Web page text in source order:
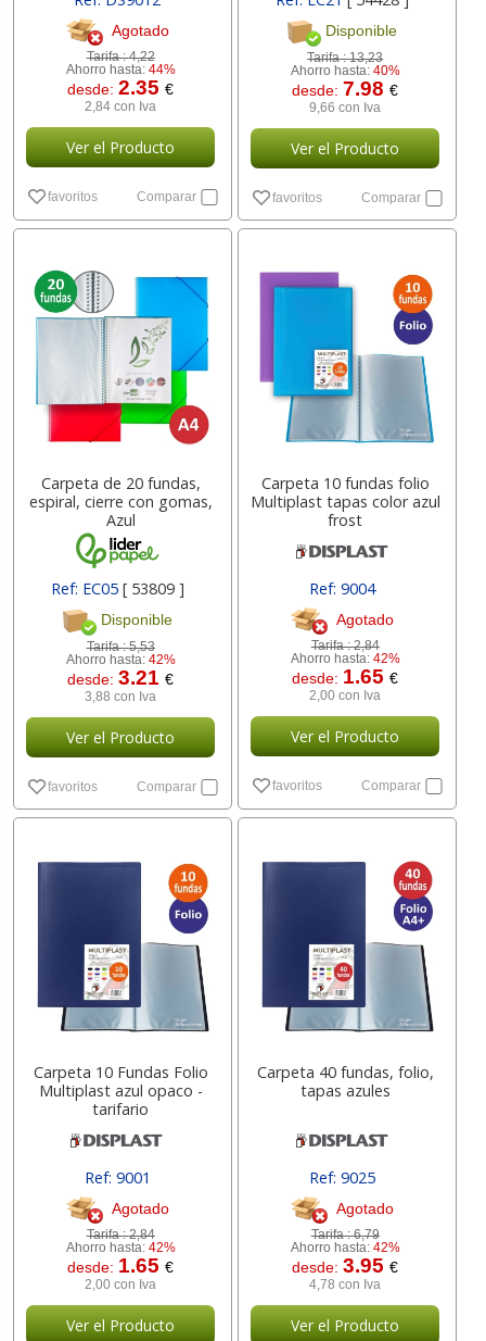
Agotado
Tarifa :4,22
Ahorro hasta: 44%
desde:2.35€
2,84 con Iva
Ver el Producto
favoritos Comparar
Disponible
Tarifa :13,23
Ahorro hasta: 40%
desde: 7.98€
9,66 con Iva
Ver el Producto
favoritos Comparar
Carpeta de 20 fundas,
espiral, cierre con gomas,
Azul
Ref: EC05 [ 53809 ]
Disponible
Tarifa :5,53
Ahorro hasta: 42%
desde:3.21€
3,88 con Iva
Ver el Producto
favoritos Comparar
Carpeta 10 fundas folio
Multiplast tapas color azul
frost
Ref: 9004
Agotado
Tarifa :2,84
Ahorro hasta: 42%
desde: 1.65€
2,00 con Iva
Ver el Producto
favoritos Comparar
Carpeta 10 Fundas Folio
Multiplast azul opaco -
tarifario
Ref: 9001
Agotado
Tarifa :2,84
Ahorro hasta: 42%
desde: 1.65€
2,00 con Iva
Ver el Producto
Carpeta 40 fundas, folio,
tapas azules
Ref: 9025
Agotado
Tarifa :6,79
Ahorro hasta: 42%
desde:3.95€
4,78 con Iva
Ver el Producto